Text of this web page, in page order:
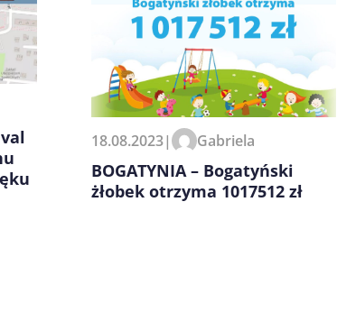
moje dane w tej przeglądarce podczas pisania
komentarzy.
18.08.2023| Gabriela
BOGATYNIA – Bogatyński
żłobek otrzyma 1017512 zł